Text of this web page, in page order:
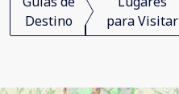
Destino
para Visitar